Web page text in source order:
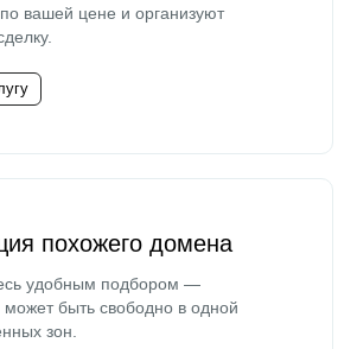
вашей цене и организуют
похожего домена
удобным подбором —
быть свободно в одной
зон.